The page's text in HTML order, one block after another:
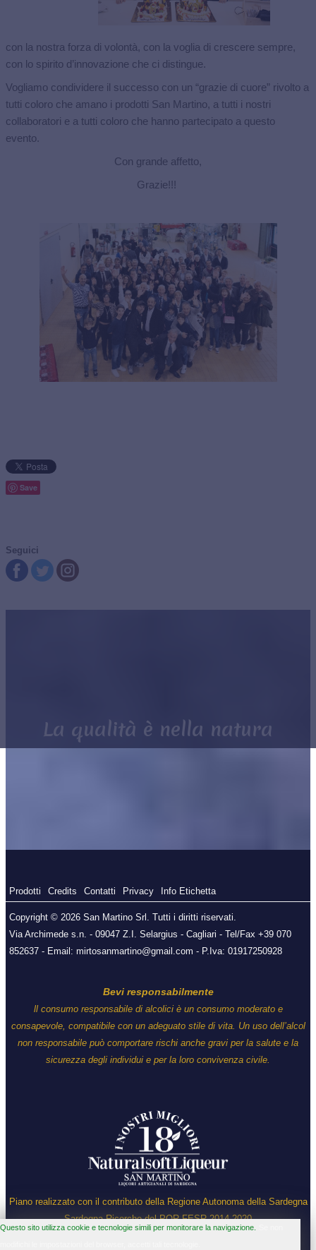
con la nostra forza di volontà, con la voglia di crescere sempre,
con lo spirito d’innovazione che ci distingue.
Vogliamo condividere il successo con un “grazie di cuore” rivolto a
tutti coloro che amano i prodotti San Martino, a tutti i nostri
collaboratori e a tutti coloro che hanno partecipato a questo
evento.
Con grande affetto,
Grazie!!!
Save
Seguici
La qualità è nella natura
Prodotti Credits Contatti Privacy Info Etichetta
Questo sito utilizza cookie e tecnologie simili per monitorare la navigazione.
Copyright © 2026 San Martino Srl. Tutti i diritti riservati.
Via Archimede s.n. - 09047 Z.I. Selargius - Cagliari - Tel/Fax +39 070
852637 - Email: mirtosanmartino@gmail.com - P.Iva: 01917250928
Bevi responsabilmente
ll consumo responsabile di alcolici è un consumo moderato e
consapevole, compatibile con un adeguato stile di vita. Un uso dell’alcol
non responsabile può comportare rischi anche gravi per la salute e la
sicurezza degli individui e per la loro convivenza civile.
Piano realizzato con il contributo della Regione Autonoma della Sardegna
Sardegna Ricerche del POR FESR 2014-2020